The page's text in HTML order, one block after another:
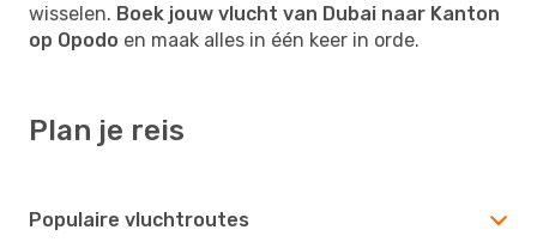
wisselen. Boek jouw vlucht van Dubai naar Kanton
op Opodo en maak alles in één keer in orde.
Plan je reis
Populaire vluchtroutes